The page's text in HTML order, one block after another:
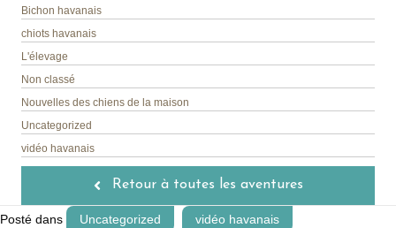
Bichon havanais
chiots havanais
L'élevage
Non classé
Nouvelles des chiens de la maison
Uncategorized
vidéo havanais
Retour à toutes les aventures
Posté dans Uncategorized vidéo havanais